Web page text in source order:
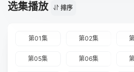
选集播放 排序
第01集 第02集
第05集 第06集